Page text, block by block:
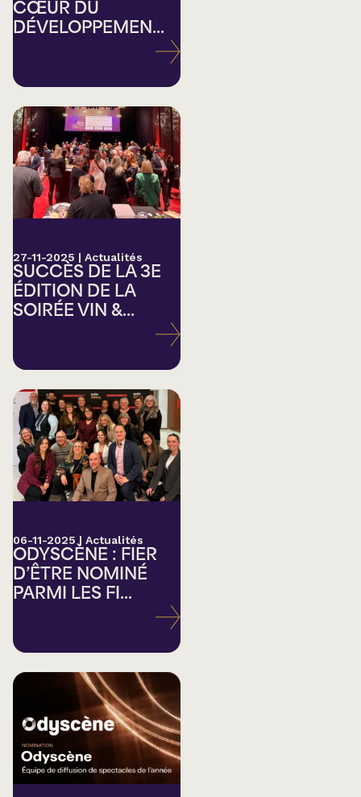
CŒUR DU
DÉVELOPPEMEN...
27-11-2025 | Actualités
SUCCÈS DE LA 3E
ÉDITION DE LA
SOIRÉE VIN &...
06-11-2025 | Actualités
ODYSCÈNE : FIER
D’ÊTRE NOMINÉ
PARMI LES FI...